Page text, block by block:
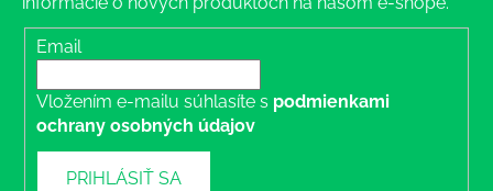
Email
Vložením e-mailu súhlasíte s podmienkami
ochrany osobných údajov
PRIHLÁSIŤ SA